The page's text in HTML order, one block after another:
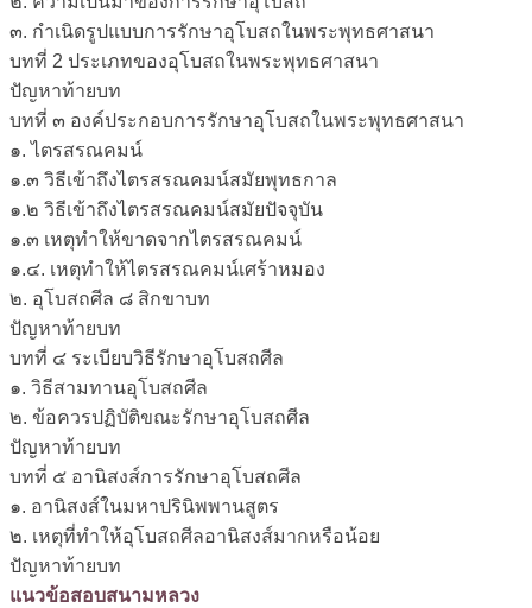
๓. กำเนิดรูปแบบการรักษาอุโบสถในพระพุทธศาสนา
บทที่ 2 ประเภทของอุโบสถในพระพุทธศาสนา
ปัญหาท้ายบท
บทที่ ๓ องค์ประกอบการรักษาอุโบสถในพระพุทธศาสนา
๑. ไตรสรณคมน์
๑.๓ วิธีเข้าถึงไตรสรณคมน์สมัยพุทธกาล
๑.๒ วิธีเข้าถึงไตรสรณคมน์สมัยปัจจุบัน
๑.๓ เหตุทำให้ขาดจากไตรสรณคมน์
๑.๔. เหตุทำให้ไตรสรณคมน์เศร้าหมอง
๒. อุโบสถศีล ๘ สิกขาบท
ปัญหาท้ายบท
บทที่ ๔ ระเบียบวิธีรักษาอุโบสถศีล
๑. วิธีสามทานอุโบสถศีล
๒. ข้อควรปฏิบัติขณะรักษาอุโบสถศีล
ปัญหาท้ายบท
บทที่ ๕ อานิสงส์การรักษาอุโบสถศีล
๑. อานิสงส์ในมหาปรินิพพานสูตร
๒. เหตุที่ทำให้อุโบสถศีลอานิสงส์มากหรือน้อย
ปัญหาท้ายบท
แนวข้อสอบสนามหลวง